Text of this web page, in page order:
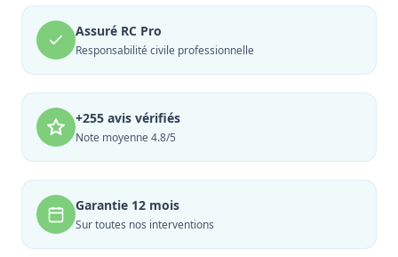
Assuré RC Pro
Responsabilité civile professionnelle
+255 avis vérifiés
Note moyenne 4.8/5
Garantie 12 mois
Sur toutes nos interventions